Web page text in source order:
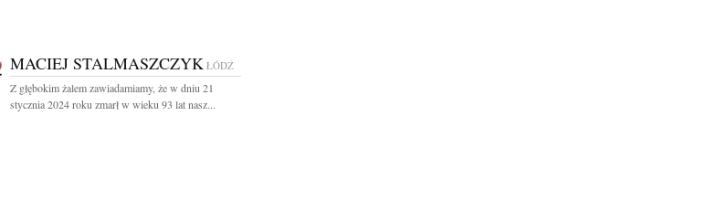
MACIEJ STALMASZCZYK ŁÓDŹ
Z głębokim żalem zawiadamiamy, że w dniu 21
stycznia 2024 roku zmarł w wieku 93 lat nasz...